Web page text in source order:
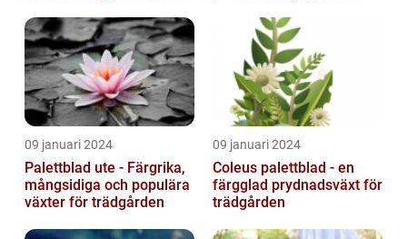
egenskaper...
mörka, nästan sv...
09 januari 2024
Palettblad ute - Färgrika,
mångsidiga och populära
växter för trädgården
09 januari 2024
Coleus palettblad - en
färgglad prydnadsväxt för
trädgården